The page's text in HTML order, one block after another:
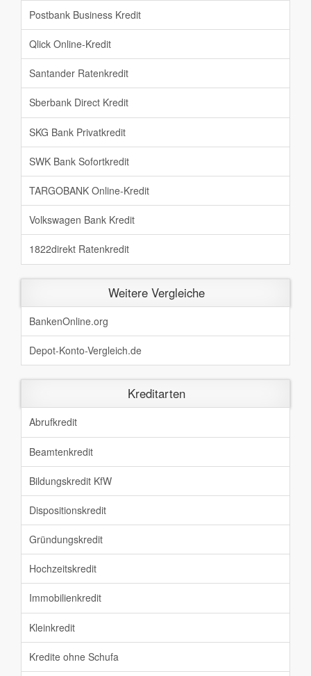
Postbank Business Kredit
Qlick Online-Kredit
Santander Ratenkredit
Sberbank Direct Kredit
SKG Bank Privatkredit
SWK Bank Sofortkredit
TARGOBANK Online-Kredit
Volkswagen Bank Kredit
1822direkt Ratenkredit
Weitere Vergleiche
BankenOnline.org
Depot-Konto-Vergleich.de
Kreditarten
Abrufkredit
Beamtenkredit
Bildungskredit KfW
Dispositionskredit
Gründungskredit
Hochzeitskredit
Immobilienkredit
Kleinkredit
Kredite ohne Schufa